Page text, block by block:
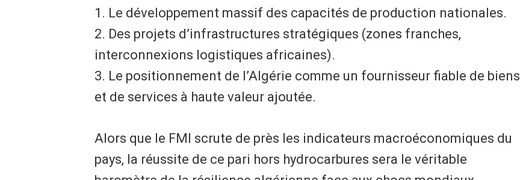
1. Le développement massif des capacités de production nationales.
2. Des projets d’infrastructures stratégiques (zones franches,
interconnexions logistiques africaines).
3. Le positionnement de l’Algérie comme un fournisseur fiable de biens
et de services à haute valeur ajoutée.
Alors que le FMI scrute de près les indicateurs macroéconomiques du
pays, la réussite de ce pari hors hydrocarbures sera le véritable